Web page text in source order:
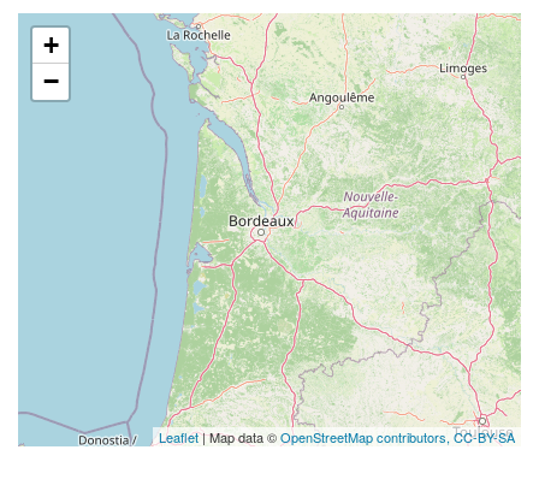
+
−
Leaflet| Map data ©OpenStreetMap contributors, CC-BY-SA